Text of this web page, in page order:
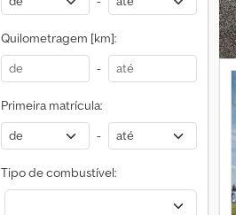
Quilometragem [km]:
-
Primeira matrícula:
-
Tipo de combustível: